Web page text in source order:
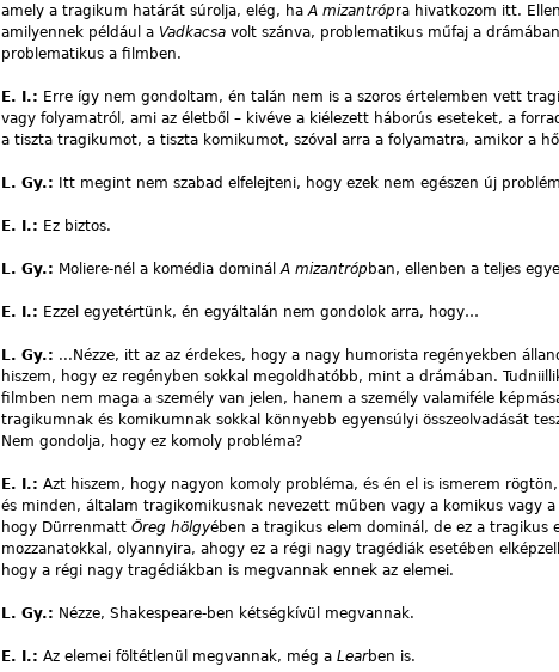
amely a tragikum határát súrolja, elég, ha A mizantrópra hivatkozom itt.
amilyennek például a Vadkacsa volt szánva, problematikus műfaj a
problematikus a filmben.
E. I.: Erre így nem gondoltam, én talán nem is a szoros értelemben vett
vagy folyamatról, ami az életből – kivéve a kiélezett háborús eseteket, a
a tiszta tragikumot, a tiszta komikumot, szóval arra a folyamatra, amikor a
L. Gy.: Itt megint nem szabad elfelejteni, hogy ezek nem egészen új
E. I.: Ez biztos.
L. Gy.: Moliere-nél a komédia dominál A mizantróp ban, ellenben a teljes
E. I.: Ezzel egyetértünk, én egyáltalán nem gondolok arra, hogy…
L. Gy.: ...Nézze, itt az az érdekes, hogy a nagy humorista regényekben
hiszem, hogy ez regényben sokkal megoldhatóbb, mint a drámában.
filmben nem maga a személy van jelen, hanem a személy valamiféle
tragikumnak és komikumnak sokkal könnyebb egyensúlyi összeolvadását
Nem gondolja, hogy ez komoly probléma?
E. I.: Azt hiszem, hogy nagyon komoly probléma, és én el is ismerem
és minden, általam tragikomikusnak nevezett műben vagy a komikus vagy
hogy Dürrenmatt Öreg hölgyében a tragikus elem dominál, de ez a tragikus
mozzanatokkal, olyannyira, ahogy ez a régi nagy tragédiák esetében
hogy a régi nagy tragédiákban is megvannak ennek az elemei.
L. Gy.: Nézze, Shakespeare-ben kétségkívül megvannak.
E. I.: Az elemei föltétlenül megvannak, még a Learben is.